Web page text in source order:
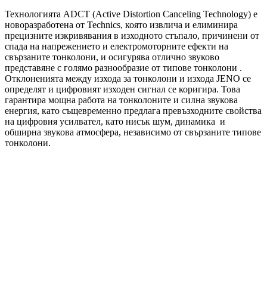
Технологията ADCT (Active Distortion Canceling Technology) е
новоразработена от Technics, която извлича и елиминира
прецизните изкривявания в изходното стъпало, причинени от
спада на напрежението и електромоторните ефекти на
свързаните тонколони, и осигурява отлично звуково
представяне с голямо разнообразие от типове тонколони .
Отклоненията между изхода за тонколони и изхода JENO се
определят и цифровият изходен сигнал се коригира. Това
гарантира мощна работа на тонколоните и силна звукова
енергия, като същевременно предлага превъзходните свойства
на цифровия усилвател, като нисък шум, динамика и
обширна звукова атмосфера, независимо от свързаните типове
тонколони.